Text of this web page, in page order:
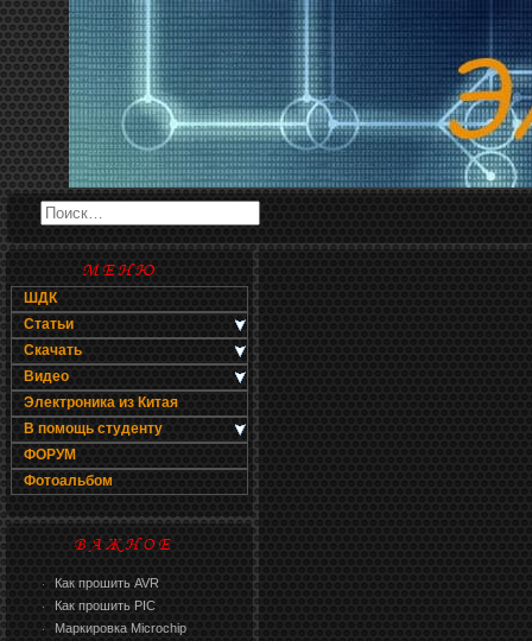
ШДК
Статьи
Скачать
Видео
Электроника из Китая
В помощь студенту
ФОРУМ
Фотоальбом
· Как прошить AVR
· Как прошить PIC
· Маркировка Microchip